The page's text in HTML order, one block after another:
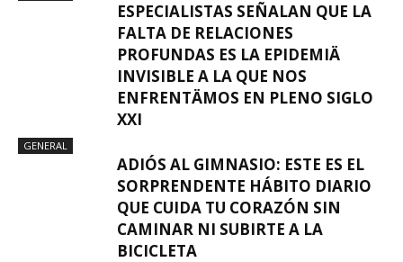
ESPECIALISTAS SEÑALAN QUE LA
FALTA DE RELACIONES
PROFUNDAS ES LA EPIDEMIÄ
INVISIBLE A LA QUE NOS
ENFRENTÄMOS EN PLENO SIGLO
XXI
GENERAL
ADIÓS AL GIMNASIO: ESTE ES EL
SORPRENDENTE HÁBITO DIARIO
QUE CUIDA TU CORAZÓN SIN
CAMINAR NI SUBIRTE A LA
BICICLETA